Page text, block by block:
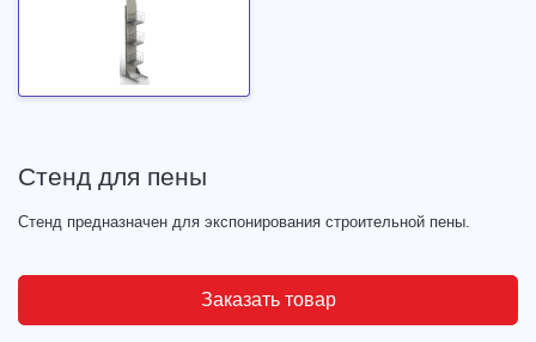
Стенд для пены
Стенд предназначен для экспонирования строительной пены.
Заказать товар